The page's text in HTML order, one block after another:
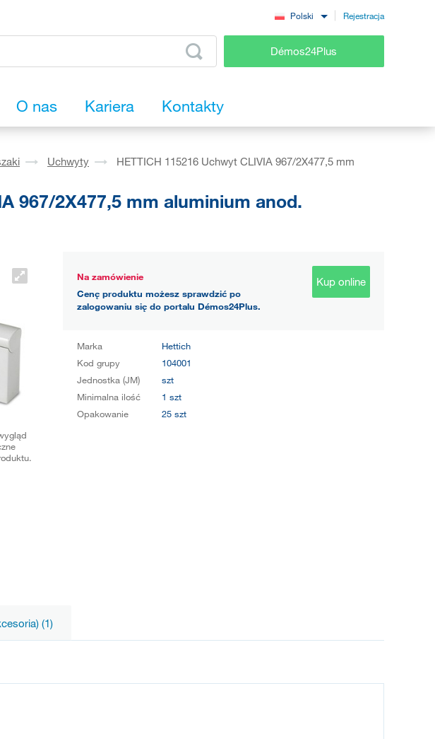
Polski Rejestracja
Démos24Plus
O nas Kariera Kontakty
Uchwyty
HETTICH 115216 Uchwyt CLIVIA 967/2X477,5 mm
967/2X477,5 mm aluminium anod.
Na zamówienie
Cenę produktu możesz sprawdzić po
zalogowaniu się do portalu Démos24Plus.
Kup online
Marka
Hettich
Kod grupy
104001
Jednostka (JM)
szt
Minimalna ilość
1 szt
Opakowanie
25 szt
(1)